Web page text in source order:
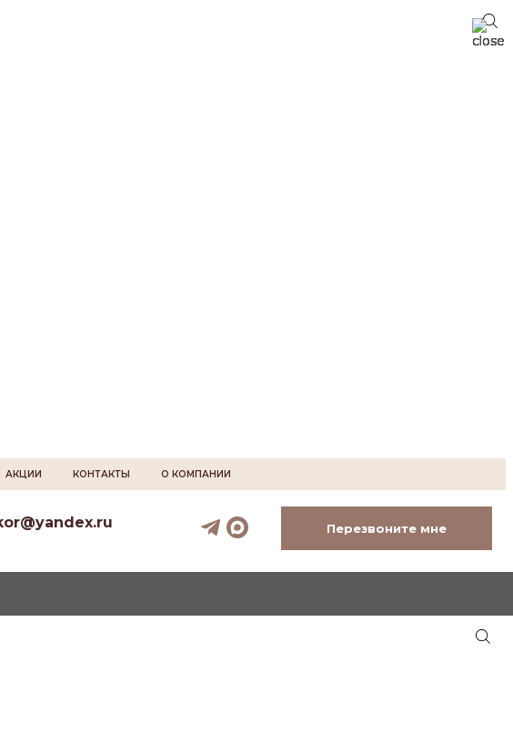
АКЦИИ КОНТАКТЫ О КОМПАНИИ
Перезвоните мне